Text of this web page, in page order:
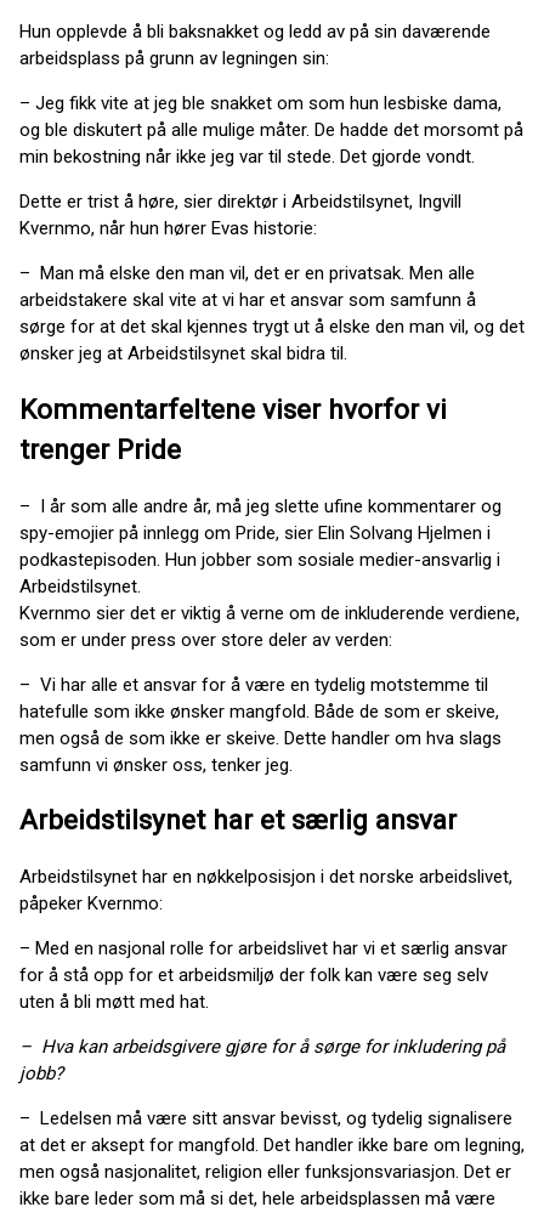
Hun opplevde å bli baksnakket og ledd av på sin daværende
arbeidsplass på grunn av legningen sin:
– Jeg fikk vite at jeg ble snakket om som hun lesbiske dama,
og ble diskutert på alle mulige måter. De hadde det morsomt på
min bekostning når ikke jeg var til stede. Det gjorde vondt.
Dette er trist å høre, sier direktør i Arbeidstilsynet, Ingvill
Kvernmo, når hun hører Evas historie:
– Man må elske den man vil, det er en privatsak. Men alle
arbeidstakere skal vite at vi har et ansvar som samfunn å
sørge for at det skal kjennes trygt ut å elske den man vil, og det
ønsker jeg at Arbeidstilsynet skal bidra til.
Kommentarfeltene viser hvorfor vi
trenger Pride
– I år som alle andre år, må jeg slette ufine kommentarer og
spy-emojier på innlegg om Pride, sier Elin Solvang Hjelmen i
podkastepisoden. Hun jobber som sosiale medier-ansvarlig i
Arbeidstilsynet.
Kvernmo sier det er viktig å verne om de inkluderende verdiene,
som er under press over store deler av verden:
– Vi har alle et ansvar for å være en tydelig motstemme til
hatefulle som ikke ønsker mangfold. Både de som er skeive,
men også de som ikke er skeive. Dette handler om hva slags
samfunn vi ønsker oss, tenker jeg.
Arbeidstilsynet har et særlig ansvar
Arbeidstilsynet har en nøkkelposisjon i det norske arbeidslivet,
påpeker Kvernmo:
– Med en nasjonal rolle for arbeidslivet har vi et særlig ansvar
for å stå opp for et arbeidsmiljø der folk kan være seg selv
uten å bli møtt med hat.
– Hva kan arbeidsgivere gjøre for å sørge for inkludering på
jobb?
– Ledelsen må være sitt ansvar bevisst, og tydelig signalisere
at det er aksept for mangfold. Det handler ikke bare om legning,
men også nasjonalitet, religion eller funksjonsvariasjon. Det er
ikke bare leder som må si det, hele arbeidsplassen må være